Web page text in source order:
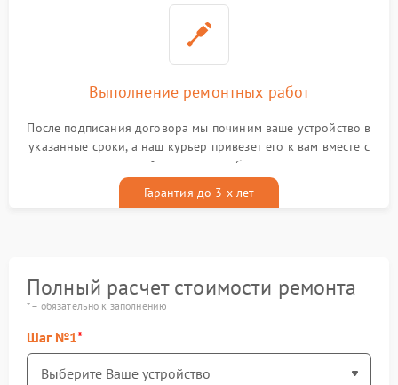
Выполнение ремонтных работ
После подписания договора мы починим ваше устройство в
указанные сроки, а наш курьер привезет его к вам вместе с
гарантийным талоном бесплатно
Гарантия до 3-х лет
Полный расчет стоимости ремонта
* – обязательно к заполнению
Шаг №1